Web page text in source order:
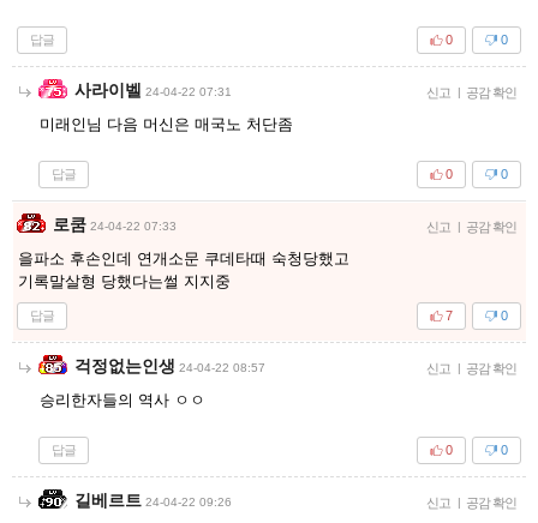
답글 0
0
사라이벨 24-04-22 07:31 신고 | 공감 확인
미래인님 다음 머신은 매국노 처단좀
답글 0
0
로쿰 24-04-22 07:33 신고 | 공감 확인
을파소 후손인데 연개소문 쿠데타때 숙청당했고
기록말살형 당했다는썰 지지중
답글 0
7
걱정없는인생 24-04-22 08:57 신고 | 공감 확인
승리한자들의 역사 ㅇㅇ
답글 0
0
길베르트 24-04-22 09:26 신고 | 공감 확인